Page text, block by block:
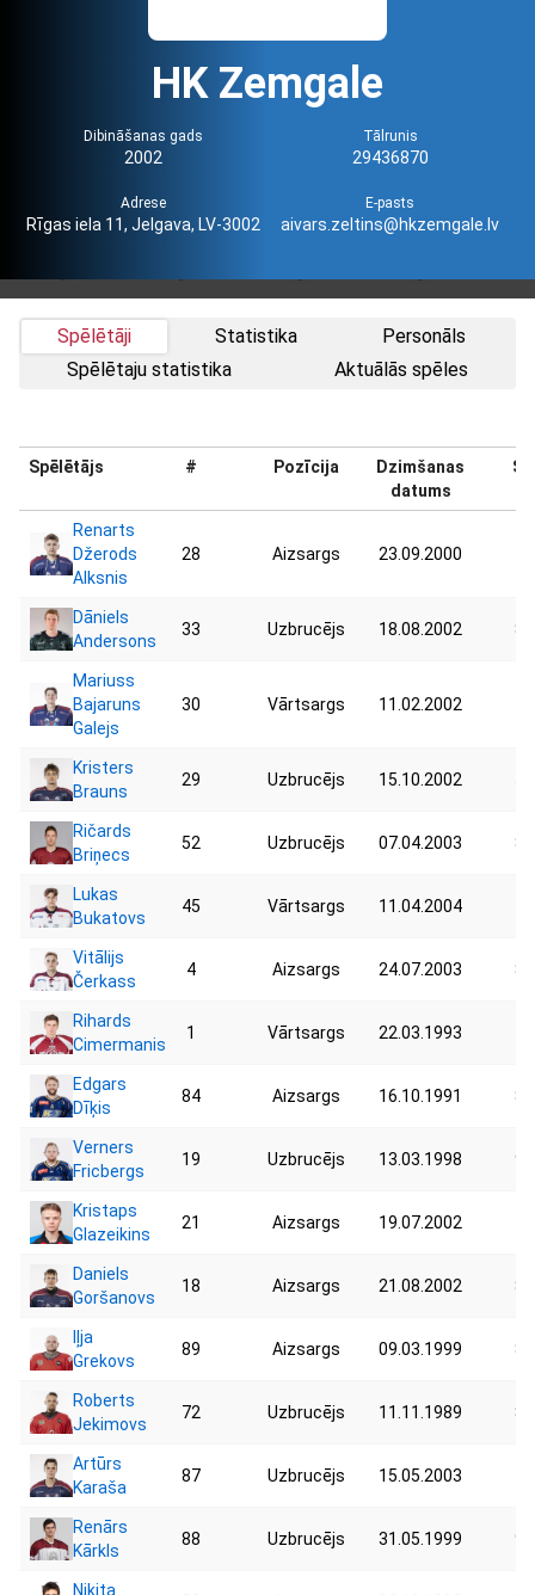
HK Zemgale
Dibināšanas gads
2002
Tālrunis
29436870
Adrese
Rīgas iela 11, Jelgava, LV-3002
E-pasts
aivars.zeltins@hkzemgale.lv
Spēlētāji Statistika
Personāls
Spēlētaju statistika
Aktuālās spēles
Spēlētājs # Pozīcija
Dzimšanas
datums
Renarts
Džerods
Alksnis
28 Aizsargs 23.09.2000
Dāniels
Andersons
33 Uzbrucējs 18.08.2002
Mariuss
Bajaruns
Galejs
30 Vārtsargs 11.02.2002
Kristers
Brauns
29 Uzbrucējs 15.10.2002
Ričards
Briņecs
52 Uzbrucējs 07.04.2003
Lukas
Bukatovs
45 Vārtsargs 11.04.2004
Vitālijs
Čerkass
4 Aizsargs 24.07.2003
Rihards
Cimermanis
1 Vārtsargs 22.03.1993
Edgars
Dīķis
84 Aizsargs 16.10.1991
Verners
Fricbergs
19 Uzbrucējs 13.03.1998
Kristaps
Glazeikins
21 Aizsargs 19.07.2002
Daniels
Goršanovs
18 Aizsargs 21.08.2002
Iļja
Grekovs
89 Aizsargs 09.03.1999
Roberts
Jekimovs
72 Uzbrucējs 11.11.1989
Artūrs
Karaša
87 Uzbrucējs 15.05.2003
Renārs
Kārkls
88 Uzbrucējs 31.05.1999
Ņikita